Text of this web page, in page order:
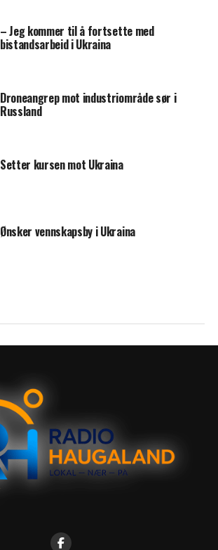
– Jeg kommer til å fortsette med
bistandsarbeid i Ukraina
Droneangrep mot industriområde sør i
Russland
Setter kursen mot Ukraina
Ønsker vennskapsby i Ukraina